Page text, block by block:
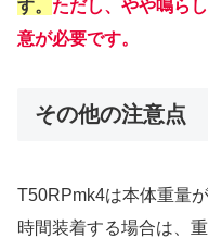
す。 ただし、やや鳴ら
意が必要です。
その他の注意点
T50RPmk4は本体重量
時間装着する場合は、